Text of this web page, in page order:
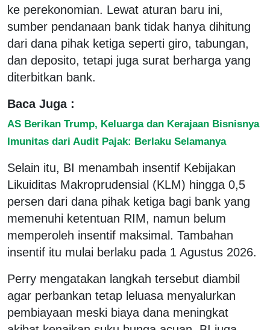
ke perekonomian. Lewat aturan baru ini,
sumber pendanaan bank tidak hanya dihitung
dari dana pihak ketiga seperti giro, tabungan,
dan deposito, tetapi juga surat berharga yang
diterbitkan bank.
Baca Juga :
AS Berikan Trump, Keluarga dan Kerajaan Bisnisnya
Imunitas dari Audit Pajak: Berlaku Selamanya
Selain itu, BI menambah insentif Kebijakan
Likuiditas Makroprudensial (KLM) hingga 0,5
persen dari dana pihak ketiga bagi bank yang
memenuhi ketentuan RIM, namun belum
memperoleh insentif maksimal. Tambahan
insentif itu mulai berlaku pada 1 Agustus 2026.
Perry mengatakan langkah tersebut diambil
agar perbankan tetap leluasa menyalurkan
pembiayaan meski biaya dana meningkat